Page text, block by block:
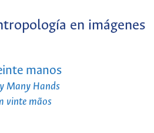
en imágenes
manos
Many Hands
vinte mãos